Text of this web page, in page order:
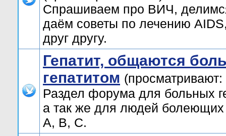
Спрашиваем про ВИЧ,
даём советы по лечению
друг другу.
Гепатит, общаются
гепатитом (просматривают:
Раздел форума для больных
а так же для людей болеющих
А, В, C.